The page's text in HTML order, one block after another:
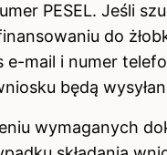
PESEL. Jeśli
do
mail i numer
będą
wymaganych